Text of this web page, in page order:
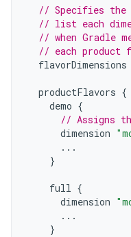
// Specifies the
// list each
// when Gradle
// each product
flavorDimensions
productFlavors {
demo {
// Assigns
dimension
...
}
full {
dimension
...
}